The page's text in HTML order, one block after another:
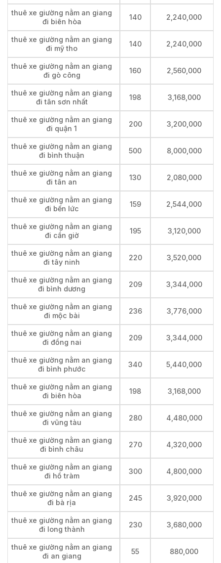
thuê xe giường nằm an giang
đi biên hòa
140 2,240,000
thuê xe giường nằm an giang
đi mỹ tho
140 2,240,000
thuê xe giường nằm an giang
đi gò công
160 2,560,000
thuê xe giường nằm an giang
đi tân sơn nhất
198 3,168,000
thuê xe giường nằm an giang
đi quận 1
200 3,200,000
thuê xe giường nằm an giang
đi bình thuận
500 8,000,000
thuê xe giường nằm an giang
đi tân an
130 2,080,000
thuê xe giường nằm an giang
đi bến lức
159 2,544,000
thuê xe giường nằm an giang
đi cần giờ
195 3,120,000
thuê xe giường nằm an giang
đi tây ninh
220 3,520,000
thuê xe giường nằm an giang
đi bình dương
209 3,344,000
thuê xe giường nằm an giang
đi mộc bài
236 3,776,000
thuê xe giường nằm an giang
đi đồng nai
209 3,344,000
thuê xe giường nằm an giang
đi bình phước
340 5,440,000
thuê xe giường nằm an giang
đi biên hòa
198 3,168,000
thuê xe giường nằm an giang
đi vũng tàu
280 4,480,000
thuê xe giường nằm an giang
đi bình châu
270 4,320,000
thuê xe giường nằm an giang
đi hồ tràm
300 4,800,000
thuê xe giường nằm an giang
đi bà rịa
245 3,920,000
thuê xe giường nằm an giang
đi long thành
230 3,680,000
thuê xe giường nằm an giang
đi an giang
55 880,000